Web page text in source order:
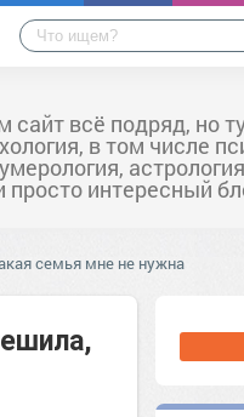
сайт всё подряд, но
в том числе
просто интересный
семья мне не нужна